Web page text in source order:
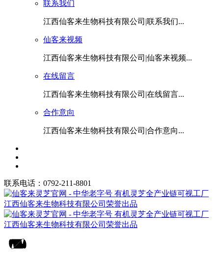
联系我们
江西仙客来生物科技有限公司|联系我们...
仙客来视频
江西仙客来生物科技有限公司|仙客来视频...
在线留言
江西仙客来生物科技有限公司|在线留言...
合作意向
江西仙客来生物科技有限公司|合作意向...
联系电话：0792-211-8801